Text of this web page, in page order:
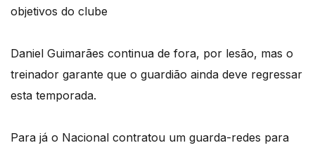
objetivos do clube
Daniel Guimarães continua de fora, por lesão, mas o
treinador garante que o guardião ainda deve regressar
esta temporada.
Para já o Nacional contratou um guarda-redes para